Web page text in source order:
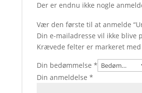
Der er endnu ikke nogle
Vær den første til at anmelde
Din e-mailadresse vil ikke blive
Krævede felter er markeret med
Din bedømmelse *
Din anmeldelse *